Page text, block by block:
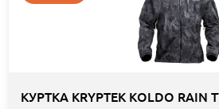
КУРТКА KRYPTEK KOLDO RAIN